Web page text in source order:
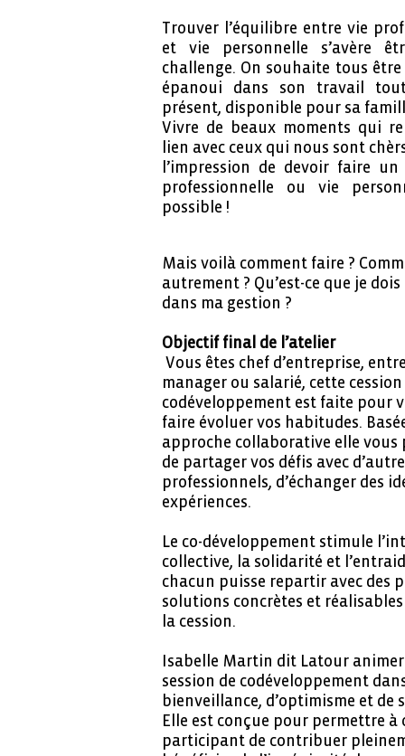
Trouver l’équilibre entre vie
et vie personnelle s’avère
challenge. On souhaite tous
épanoui dans son travail
présent, disponible pour sa
Vivre de beaux moments qui
lien avec ceux qui nous sont
l’impression de devoir faire
professionnelle ou vie
possible !
Mais voilà comment faire ?
autrement ? Qu’est-ce que je
dans ma gestion ?
Objectif final de l’atelier
Vous êtes chef d’entreprise,
manager ou salarié, cette cession
codéveloppement est faite pour
faire évoluer vos habitudes.
approche collaborative elle vous
de partager vos défis avec
professionnels, d’échanger des
expériences.
Le co-développement stimule
collective, la solidarité et
chacun puisse repartir avec des
solutions concrètes et
la cession.
Isabelle Martin dit Latour
session de codéveloppement
bienveillance, d’optimisme et de
Elle est conçue pour permettre à
participant de contribuer